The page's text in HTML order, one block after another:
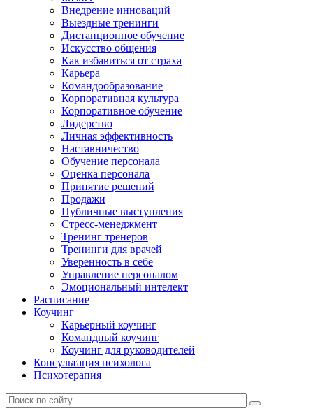
Внедрение инноваций
Выездные тренинги
Дистанционное обучение
Искусство общения
Как избавиться от страха
Карьера
Командообразование
Корпоративная культура
Корпоративное обучение
Лидерство
Личная эффективность
Наставничество
Обучение персонала
Оценка персонала
Принятие решений
Продажи
Публичные выступления
Стресс-менеджмент
Тренинг тренеров
Тренинги для врачей
Уверенность в себе
Управление персоналом
Эмоциональный интелект
Расписание
Коучинг
Карьерный коучинг
Командный коучинг
Коучинг для руководителей
Консультация психолога
Психотерапия